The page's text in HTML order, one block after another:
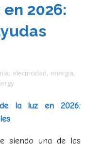
2026:
, electricidad, energia,
la luz en 2026:
siendo una de las